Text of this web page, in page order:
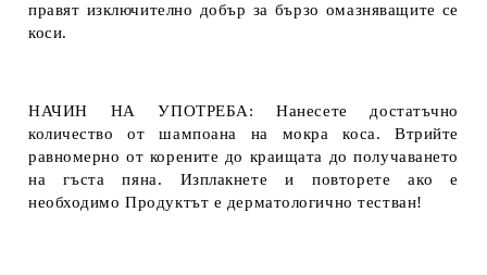
правят изключително добър за бързо омазняващите се
коси.
НАЧИН НА УПОТРЕБА: Нанесете достатъчно
количество от шампоана на мокра коса. Втрийте
равномерно от корените до краищата до получаването
на гъста пяна. Изплакнете и повторете ако е
необходимо Продуктът е дерматологично тестван!